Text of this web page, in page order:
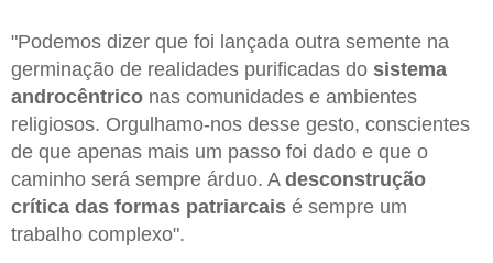
"Podemos dizer que foi lançada outra semente na
germinação de realidades purificadas do sistema
androcêntrico nas comunidades e ambientes
religiosos. Orgulhamo-nos desse gesto, conscientes
de que apenas mais um passo foi dado e que o
caminho será sempre árduo. A desconstrução
crítica das formas patriarcais é sempre um
trabalho complexo".